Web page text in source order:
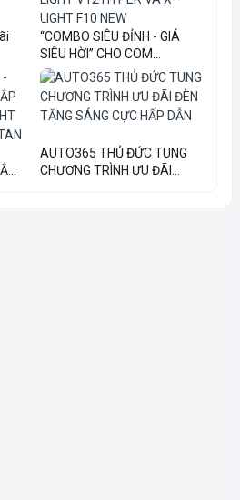
“COMBO SIÊU ĐỈNH - GIÁ
SIÊU HỜI” CHO COM...
AUTO365 THỦ ĐỨC TUNG
CHƯƠNG TRÌNH ƯU ĐÃI...